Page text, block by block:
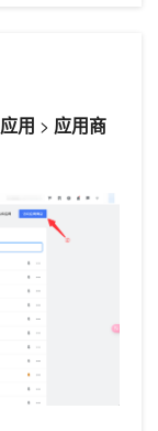
应用 > 应用商